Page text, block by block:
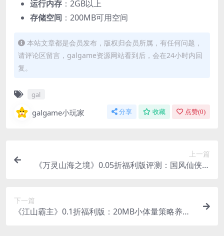
​运行内存​ ​：2GB以上
​存储空间​ ​：200MB可用空间
本站文章都是会员发布，版权归会员所属，有任何问题，
请评论区留言，galgame资源网站看到后，会在24小时内回
复。
gal
galgame小玩家 分享 收藏 点赞(0)
上一篇
《万灵山海之境》0.05折福利版评测：国风仙侠的
下一篇
《江山霸主》0.1折福利版：20MB小体量策略养成